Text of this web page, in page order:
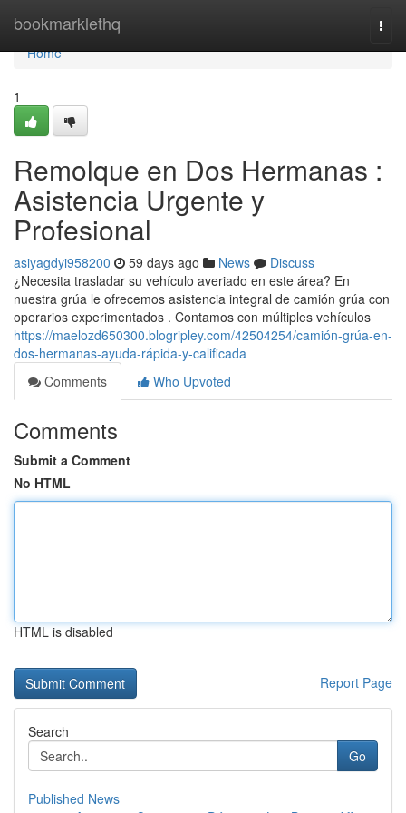
bookmarklethq
Home
Home
1
Remolque en Dos Hermanas :
Asistencia Urgente y
Profesional
asiyagdyi958200 59 days ago News
Discuss
¿Necesita trasladar su vehículo averiado en este área? En
nuestra grúa le ofrecemos asistencia integral de camión grúa con
operarios experimentados . Contamos con múltiples vehículos
https://maelozd650300.blogripley.com/42504254/camión-grúa-en-
dos-hermanas-ayuda-rápida-y-calificada
Comments
Who Upvoted
Comments
Submit a Comment
No HTML
HTML is disabled
Report Page
Search
Go
Published News